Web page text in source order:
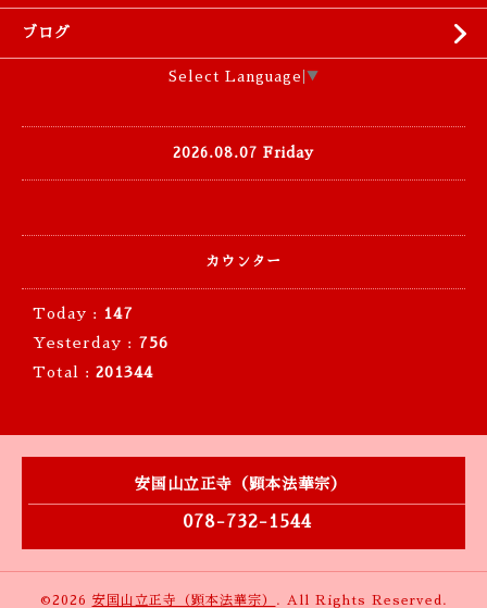
ブログ
Select Language ▼
2026.08.07 Friday
カウンター
Today :
147
Yesterday : 756
Total : 201344
安国山立正寺（顕本法華宗）
078-732-1544
©2026 安国山立正寺（顕本法華宗） . All Rights Reserved.